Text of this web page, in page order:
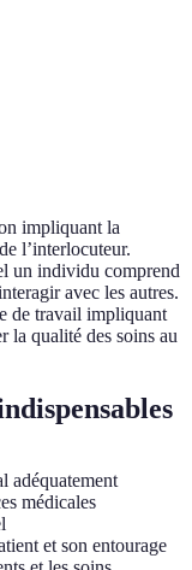
impliquant la
l’interlocuteur.
un individu comprend
avec les autres.
de travail impliquant
la qualité des soins au
adéquatement
médicales
et son entourage